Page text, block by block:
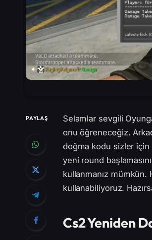
PAYLAŞ Selamlar sevgili
onu öğreneceğiz.
doğma kodu sizler için
yeni round
kullanmanız mümkün.
kullanabiliyoruz.
Cs2 Yeniden